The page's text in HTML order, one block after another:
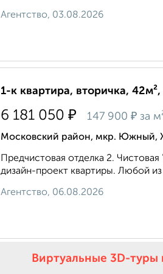
Агентство, 03.08.2026
1-к квартира, вторичка,
6 181 050 ₽ 147 900 ₽ за
Московский район, мкр.
Предчистовая отделка 2.
дизайн-проект квартиры. Любой
Агентство, 06.08.2026
Виртуальные 3D-